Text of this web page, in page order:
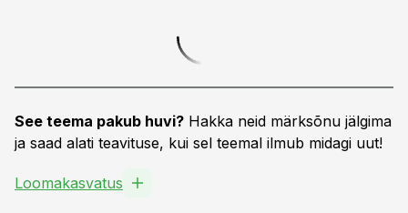
See teema pakub huvi? Hakka neid märksõnu jälgima
ja saad alati teavituse, kui sel teemal ilmub midagi uut!
Loomakasvatus